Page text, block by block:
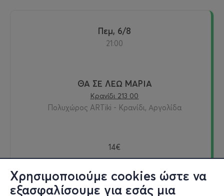
Χρησιμοποιούμε cookies ώστε να
εξασφαλίσουμε για εσάς μια
Πεμ, 6/8
21:00
ΘΑ ΣΕ ΛΕΩ ΜΑΡΙΑ
Κρανίδι 213 00
Πολυχώρος ARTiki - Κρανίδι, Αργολίδα
14€
Εισιτήρια